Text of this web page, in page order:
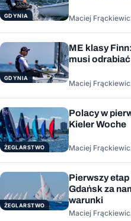
GDYNIA Maciej
GDYNIA
ME klasy
musi
Maciej
ŻEGLARSTWO
Polacy w
Kieler Woche
Maciej
ŻEGLARSTWO
Pierwszy
Gdańsk za
warunki
Maciej